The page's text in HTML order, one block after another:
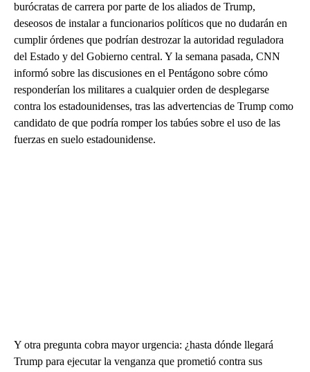
burócratas de carrera por parte de los aliados de Trump,
deseosos de instalar a funcionarios políticos que no dudarán en
cumplir órdenes que podrían destrozar la autoridad reguladora
del Estado y del Gobierno central. Y la semana pasada, CNN
informó sobre las discusiones en el Pentágono sobre cómo
responderían los militares a cualquier orden de desplegarse
contra los estadounidenses, tras las advertencias de Trump como
candidato de que podría romper los tabúes sobre el uso de las
fuerzas en suelo estadounidense.
Y otra pregunta cobra mayor urgencia: ¿hasta dónde llegará
Trump para ejecutar la venganza que prometió contra sus